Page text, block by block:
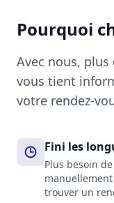
Pourquoi
Avec nous,
vous tient
votre rendez-
Fini les
Plus besoin
trouver un